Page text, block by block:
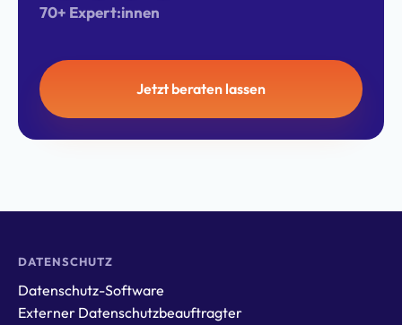
70+ Expert:innen
Jetzt beraten lassen
DATENSCHUTZ
Datenschutz-Software
Externer Datenschutzbeauftragter